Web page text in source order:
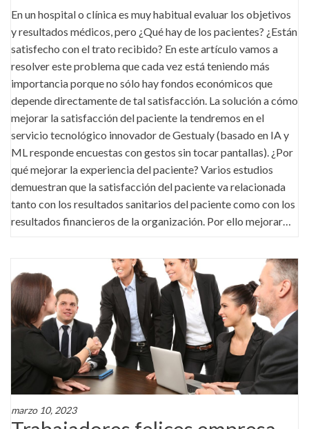
En un hospital o clínica es muy habitual evaluar los objetivos
y resultados médicos, pero ¿Qué hay de los pacientes? ¿Están
satisfecho con el trato recibido? En este artículo vamos a
resolver este problema que cada vez está teniendo más
importancia porque no sólo hay fondos económicos que
depende directamente de tal satisfacción. La solución a cómo
mejorar la satisfacción del paciente la tendremos en el
servicio tecnológico innovador de Gestualy (basado en IA y
ML responde encuestas con gestos sin tocar pantallas). ¿Por
qué mejorar la experiencia del paciente? Varios estudios
demuestran que la satisfacción del paciente va relacionada
tanto con los resultados sanitarios del paciente como con los
resultados financieros de la organización. Por ello mejorar…
marzo 10, 2023